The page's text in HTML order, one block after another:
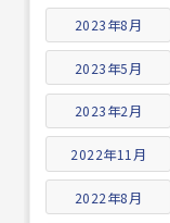
2023年8月
2023年5月
2023年2月
2022年11月
2022年8月